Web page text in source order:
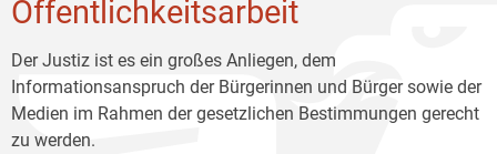
Öffentlichkeitsarbeit
Der Justiz ist es ein großes Anliegen, dem
Informationsanspruch der Bürgerinnen und Bürger sowie der
Medien im Rahmen der gesetzlichen Bestimmungen gerecht
zu werden.